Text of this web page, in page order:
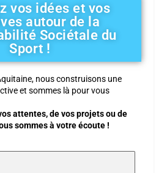
vos idées et vos
autour de la
Sociétale du
Sport !
nous construisons une
et sommes là pour vous
attentes, de vos projets ou de
sommes à votre écoute !